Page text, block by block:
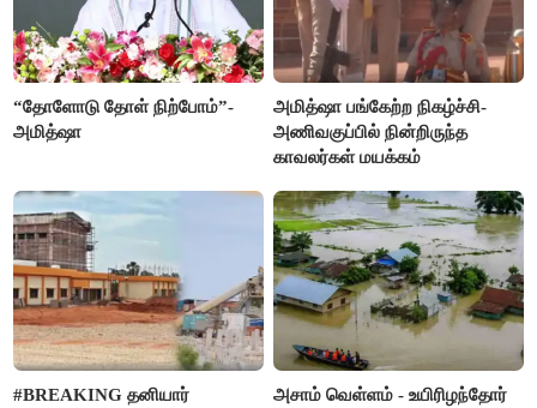
“தோளோடு தோள் நிற்போம்”-
அமித்ஷா
அமித்ஷா பங்கேற்ற நிகழ்ச்சி-
அணிவகுப்பில் நின்றிருந்த
காவலர்கள் மயக்கம்
#BREAKING தனியார்
அசாம் வெள்ளம் - உயிரிழந்தோர்